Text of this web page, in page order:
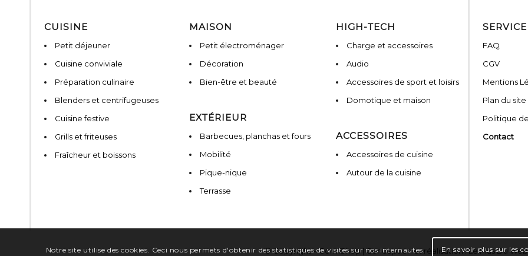
CUISINE
Petit déjeuner
Cuisine conviviale
Préparation culinaire
Blenders et centrifugeuses
Cuisine festive
Grills et friteuses
Fraîcheur et boissons
MAISON
Petit électroménager
Décoration
Bien-être et beauté
EXTÉRIEUR
Barbecues, planchas et fours
Mobilité
Pique-nique
Terrasse
HIGH-TECH
Charge et accessoires
Audio
Accessoires de sport et loisirs
Domotique et maison
ACCESSOIRES
Accessoires de cuisine
Autour de la cuisine
FAQ
CGV
Mentions
Plan du site
Politique
Contact
© Copyright – Com1Shop | Conception et réalisation :Le Plus Du Web
Notre site utilise des cookies. Ceci nous permets d'obtenir des statistiques de visites sur nos internautes. En savoir plus sur les